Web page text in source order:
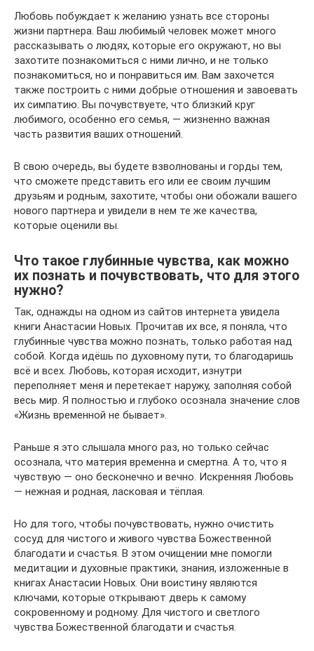
Любовь побуждает к желанию узнать все стороны
жизни партнера. Ваш любимый человек может много
рассказывать о людях, которые его окружают, но вы
захотите познакомиться с ними лично, и не только
познакомиться, но и понравиться им. Вам захочется
также построить с ними добрые отношения и завоевать
их симпатию. Вы почувствуете, что близкий круг
любимого, особенно его семья, — жизненно важная
часть развития ваших отношений.
В свою очередь, вы будете взволнованы и горды тем,
что сможете представить его или ее своим лучшим
друзьям и родным, захотите, чтобы они обожали вашего
нового партнера и увидели в нем те же качества,
которые оценили вы.
Что такое глубинные чувства, как можно
их познать и почувствовать, что для этого
нужно?
Так, однажды на одном из сайтов интернета увидела
книги Анастасии Новых. Прочитав их все, я поняла, что
глубинные чувства можно познать, только работая над
собой. Когда идёшь по духовному пути, то благодаришь
всё и всех. Любовь, которая исходит, изнутри
переполняет меня и перетекает наружу, заполняя собой
весь мир. Я полностью и глубоко осознала значение слов
«Жизнь временной не бывает».
Раньше я это слышала много раз, но только сейчас
осознала, что материя временна и смертна. А то, что я
чувствую — оно бесконечно и вечно. Искренняя Любовь
— нежная и родная, ласковая и тёплая.
Но для того, чтобы почувствовать, нужно очистить
сосуд для чистого и живого чувства Божественной
благодати и счастья. В этом очищении мне помогли
медитации и духовные практики, знания, изложенные в
книгах Анастасии Новых. Они воистину являются
ключами, которые открывают дверь к самому
сокровенному и родному. Для чистого и светлого
чувства Божественной благодати и счастья.